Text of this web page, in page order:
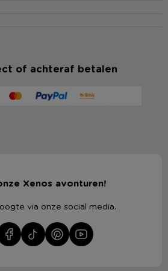
of achteraf betalen
Xenos avonturen!
via onze social media.